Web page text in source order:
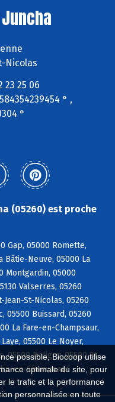
possible, Biocoop utilise
optimale du site, pour
le trafic et la performance
personnalisée en toute
Nicolas
23 25 06
° ,
°
(05260) est proche
Gap, 05000 Romette,
Bâtie-Neuve, 05000 La
Montgardin, 05000
Valserres, 05260
St-Nicolas, 05260
05500 Buissard, 05260
La Fare-en-Champsaur,
05500 Le Noyer,
05500 Poligny, 05500 St-
en-Champsaur